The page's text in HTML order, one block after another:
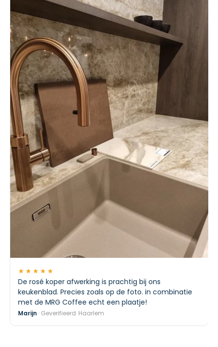
★★★★★
De rosé koper afwerking is prachtig bij ons
keukenblad. Precies zoals op de foto. in combinatie
met de MRG Coffee echt een plaatje!
Marijn · Geverifieerd· Haarlem